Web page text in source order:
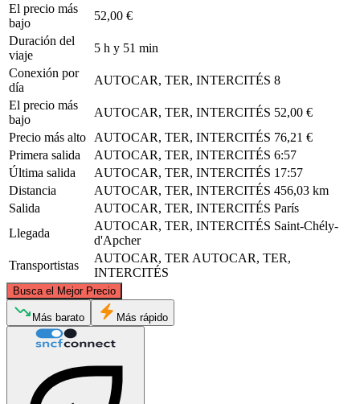
El precio más
bajo
52,00 €
Duración del
viaje
5 h y 51 min
Conexión por
día
AUTOCAR, TER, INTERCITÉS 8
El precio más
bajo
AUTOCAR, TER, INTERCITÉS 52,00 €
Precio más alto
AUTOCAR, TER, INTERCITÉS 76,21 €
Primera salida
AUTOCAR, TER, INTERCITÉS 6:57
Última salida
AUTOCAR, TER, INTERCITÉS 17:57
Distancia
AUTOCAR, TER, INTERCITÉS 456,03 km
Salida
AUTOCAR, TER, INTERCITÉS París
Llegada
AUTOCAR, TER, INTERCITÉS Saint-Chély-
d'Apcher
Transportistas
AUTOCAR, TER AUTOCAR, TER,
INTERCITÉS
Busca el Mejor Precio
Paris
Más barato Más rápido